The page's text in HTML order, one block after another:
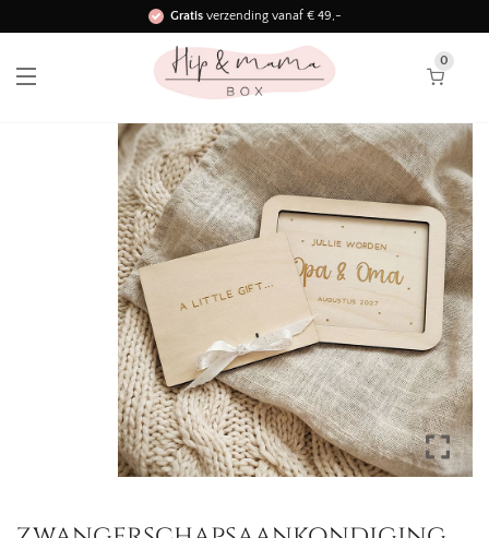
Gratisverzending vanaf € 49,-
Binnen 3 werkdagen in huis!
0